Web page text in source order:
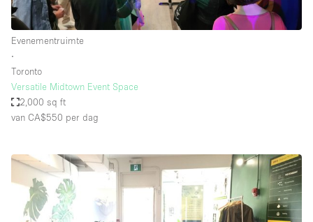
Evenementruimte
∙
Toronto
Versatile Midtown Event Space
2,000 sq ft
van CA$550 per dag